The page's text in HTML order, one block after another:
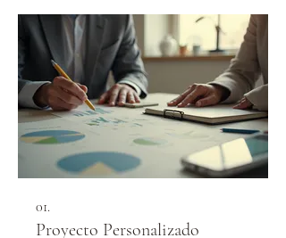
01.
Proyecto Personalizado